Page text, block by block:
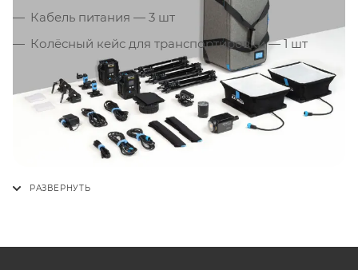
Кабель питания — 3 шт
Колёсный кейс для транспортировки — 1 шт